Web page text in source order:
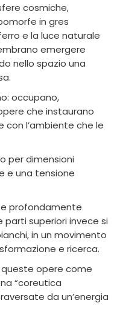
cosmiche,
in gres
e la luce naturale
emergere
nello spazio una
occupano,
che instaurano
con l’ambiente che le
per dimensioni
e una tensione
e profondamente
superiori invece si
in un movimento
e ricerca.
opere come
“coreutica
da un’energia